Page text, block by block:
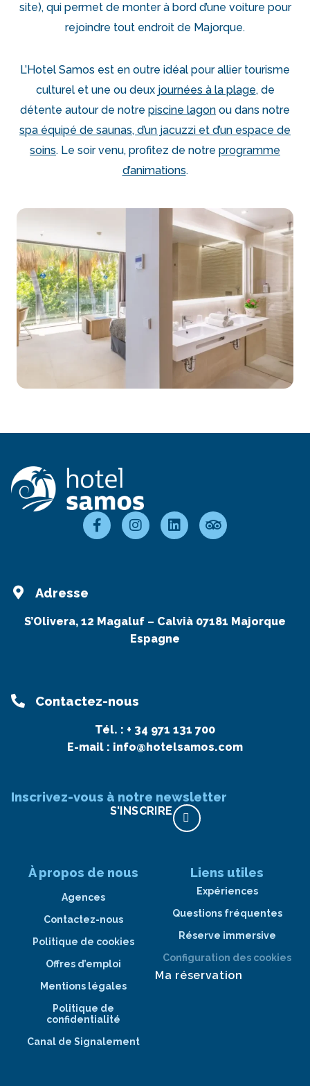
site), qui permet de monter à bord d’une voiture pour
rejoindre tout endroit de Majorque.
L’Hotel Samos est en outre idéal pour allier tourisme
culturel et une ou deux journées à la plage, de
détente autour de notre piscine lagon ou dans notre
spa équipé de saunas, d’un jacuzzi et d’un espace de
soins. Le soir venu, profitez de notre programme
d’animations.
Adresse
S’Olivera, 12 Magaluf – Calvià 07181 Majorque
Espagne
Contactez-nous
Tél. : + 34 971 131 700
E-mail : info@hotelsamos.com
Inscrivez-vous à notre newsletter
S'INSCRIRE
À propos de nous
Agences
Contactez-nous
Politique de cookies
Offres d’emploi
Mentions légales
Politique de
confidentialité
Canal de Signalement
Liens utiles
Expériences
Questions fréquentes
Réserve immersive
Configuration des cookies
Ma réservation